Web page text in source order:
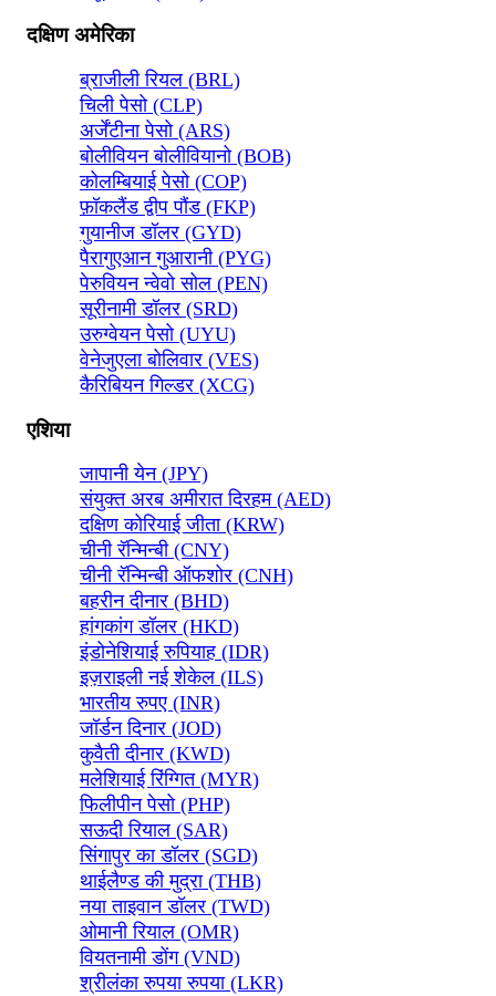
दक्षिण अमेरिका
ब्राजीली रियल (BRL)
चिली पेसो (CLP)
अर्जेंटीना पेसो (ARS)
बोलीवियन बोलीवियानो (BOB)
कोलम्बियाई पेसो (COP)
फ़ॉकलैंड द्वीप पौंड (FKP)
गुयानीज डॉलर (GYD)
पैरागुएआन गुआरानी (PYG)
पेरुवियन न्वेवो सोल (PEN)
सूरीनामी डॉलर (SRD)
उरुग्वेयन पेसो (UYU)
वेनेजुएला बोलिवार (VES)
कैरिबियन गिल्डर (XCG)
एशिया
जापानी येन (JPY)
संयुक्त अरब अमीरात दिरहम (AED)
दक्षिण कोरियाई जीता (KRW)
चीनी रॅन्मिन्बी (CNY)
चीनी रॅन्मिन्बी ऑफशोर (CNH)
बहरीन दीनार (BHD)
हांगकांग डॉलर (HKD)
इंडोनेशियाई रुपियाह (IDR)
इज़राइली नई शेकेल (ILS)
भारतीय रुपए (INR)
जॉर्डन दिनार (JOD)
कुवैती दीनार (KWD)
मलेशियाई रिंग्गित (MYR)
फिलीपीन पेसो (PHP)
सऊदी रियाल (SAR)
सिंगापुर का डॉलर (SGD)
थाईलैण्ड की मुद्रा (THB)
नया ताइवान डॉलर (TWD)
ओमानी रियाल (OMR)
वियतनामी डोंग (VND)
श्रीलंका रुपया रुपया (LKR)